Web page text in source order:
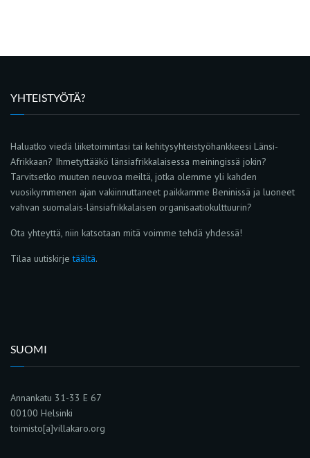
YHTEISTYÖTÄ?
Haluatko viedä liiketoimintasi tai kehitysyhteistyöhankkeesi Länsi-
Afrikkaan? Ihmetyttääkö länsiafrikkalaisessa meiningissä jokin?
Tarvitsetko muuten neuvoa meiltä, jotka olemme yli kahden
vuosikymmenen ajan vakiinnuttaneet paikkamme Beninissä ja luoneet
vahvan suomalais-länsiafrikkalaisen organisaatiokulttuurin?
Ota yhteyttä, niin katsotaan mitä voimme tehdä yhdessä!
Tilaa uutiskirjetäältä.
SUOMI
Annankatu 31-33 E 67
00100 Helsinki
toimisto[a]villakaro.org